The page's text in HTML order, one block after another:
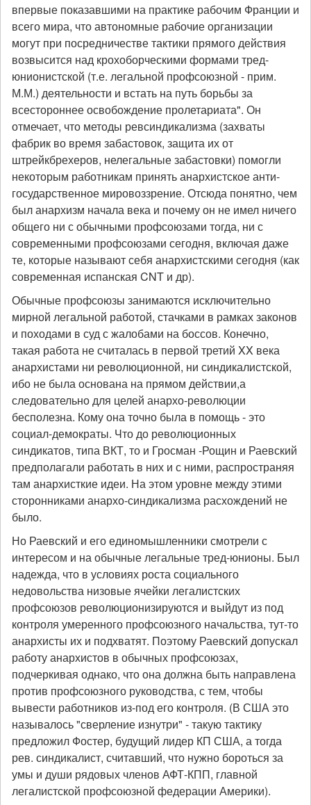
впервые показавшими на практике рабочим Франции и
всего мира, что автономные рабочие организации
могут при посредничестве тактики прямого действия
возвысится над крохоборческими формами тред-
юнионистской (т.е. легальной профсоюзной - прим.
М.М.) деятельности и встать на путь борьбы за
всестороннее освобождение пролетариата". Он
отмечает, что методы ревсиндикализма (захваты
фабрик во время забастовок, защита их от
штрейкбрехеров, нелегальные забастовки) помогли
некоторым работникам принять анархистское анти-
государственное мировоззрение. Отсюда понятно, чем
был анархизм начала века и почему он не имел ничего
общего ни с обычными профсоюзами тогда, ни с
современными профсоюзами сегодня, включая даже
те, которые называют себя анархистскими сегодня (как
современная испанская CNT и др).
Обычные профсоюзы занимаются исключительно
мирной легальной работой, стачками в рамках законов
и походами в суд с жалобами на боссов. Конечно,
такая работа не считалась в первой третий XX века
анархистами ни революционной, ни синдикалистской,
ибо не была основана на прямом действии,а
следовательно для целей анархо-революции
бесполезна. Кому она точно была в помощь - это
социал-демократы. Что до революционных
синдикатов, типа ВКТ, то и Гросман -Рощин и Раевский
предполагали работать в них и с ними, распространяя
там анархисткие идеи. На этом уровне между этими
сторонниками анархо-синдикализма расхождений не
было.
Но Раевский и его единомышленники смотрели с
интересом и на обычные легальные тред-юнионы. Был
надежда, что в условиях роста социального
недовольства низовые ячейки легалистских
профсоюзов революционизируются и выйдут из под
контроля умеренного профсоюзного начальства, тут-то
анархисты их и подхватят. Поэтому Раевский допускал
работу анархистов в обычных профсоюзах,
подчеркивая однако, что она должна быть направлена
против профсоюзного руководства, с тем, чтобы
вывести работников из-под его контроля. (В США это
называлось "сверление изнутри" - такую тактику
предложил Фостер, будущий лидер КП США, а тогда
рев. синдикалист, считавший, что нужно бороться за
умы и души рядовых членов АФТ-КПП, главной
легалистской профсоюзной федерации Америки).